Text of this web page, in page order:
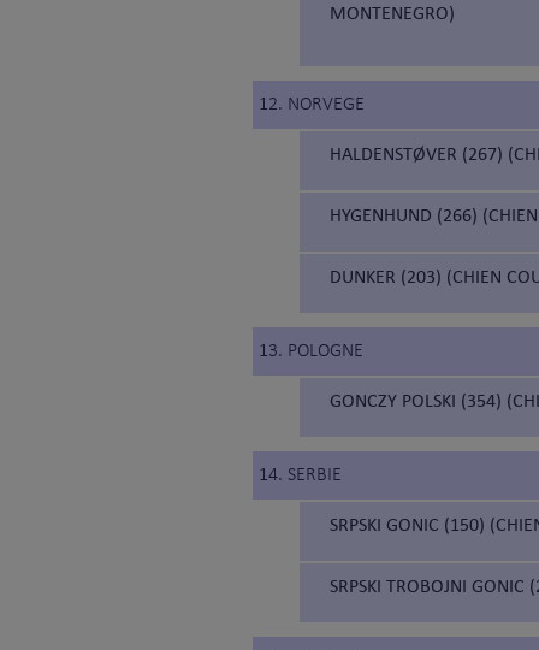
MONTENEGRO)
12. NORVEGE
HALDENSTØVER (267)
HYGENHUND (266)
DUNKER (203) (CHIEN
13. POLOGNE
GONCZY POLSKI (354)
14. SERBIE
SRPSKI GONIC (150)
SRPSKI TROBOJNI GONIC